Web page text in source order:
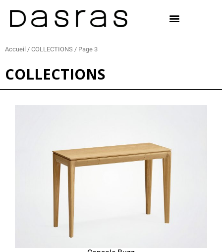
contenu
Accueil / COLLECTIONS / Page 3
COLLECTIONS